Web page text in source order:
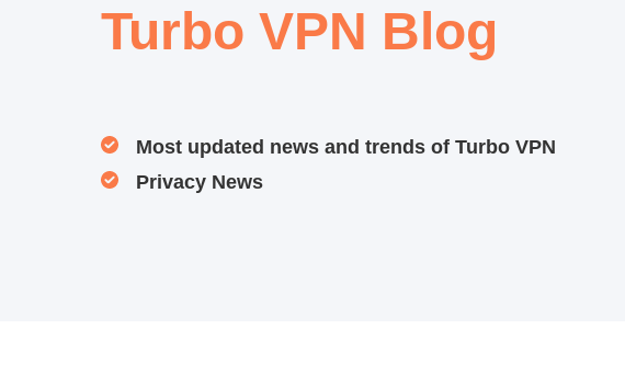
Turbo VPN Blog
Most updated news and trends of Turbo VPN
Privacy News